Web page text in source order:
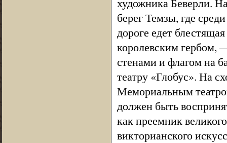
берег Темзы, где
дороге едет
королевским гербом,
стенами и флагом на
театру «Глобус». На
Мемориальным
должен быть
как преемник
викторианского